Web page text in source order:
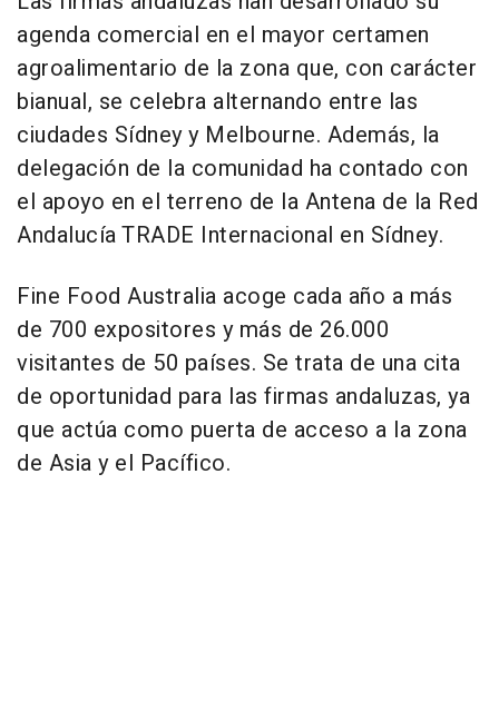
agenda comercial en el mayor certamen
agroalimentario de la zona que, con carácter
bianual, se celebra alternando entre las
ciudades Sídney y Melbourne. Además, la
delegación de la comunidad ha contado con
el apoyo en el terreno de la Antena de la Red
Andalucía TRADE Internacional en Sídney.
Fine Food Australia acoge cada año a más
de 700 expositores y más de 26.000
visitantes de 50 países. Se trata de una cita
de oportunidad para las firmas andaluzas, ya
que actúa como puerta de acceso a la zona
de Asia y el Pacífico.